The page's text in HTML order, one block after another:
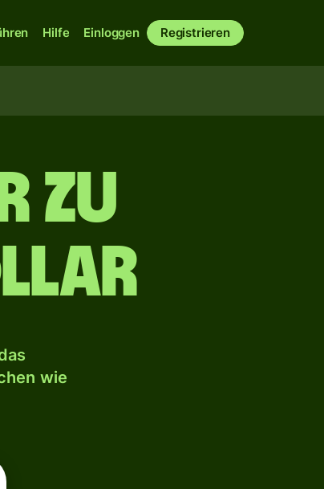
Hilfe Einloggen Registrieren
zu
wie